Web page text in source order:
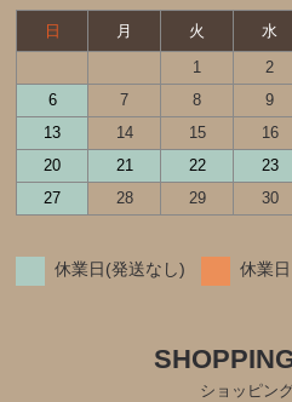
日 月 火 水
1
2
6
7 8 9
13
14 15 16
20
21 22 23
27
28 29 30
休業日(発送なし) 休業
ショッピン